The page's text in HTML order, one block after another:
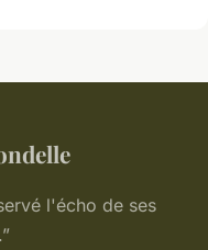
l'écho de ses